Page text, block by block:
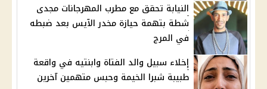
النيابة تحقق مع مطرب المهرجانات مجدى
شطة بتهمة حيازة مخدر الآيس بعد ضبطه
في المرج
إخلاء سبيل والد الفتاة وابنتيه في واقعة
طبيبة شبرا الخيمة وحبس متهمين آخرين